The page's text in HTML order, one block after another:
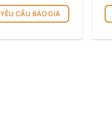
YÊU CẦU BÁO GIÁ